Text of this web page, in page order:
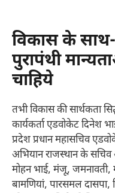
विकास के
पुरापंथी
चाहिये
तभी विकास की सार्थकता
कार्यकर्ता एडवोकेट दिनेश
प्रदेश प्रधान महासचिव
अभियान राजस्थान के
मोहन भाई, मंजू, जमनावती,
बामणियां, पारसमल